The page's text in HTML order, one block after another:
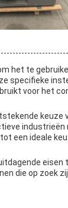
het te
specifieke
voor het
keuze
industrieën
een ideale
die op zoek